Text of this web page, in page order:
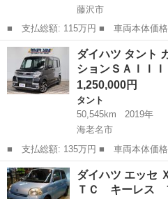
藤沢市
■ 支払総額: 115万円 ■ 車両本体価格： 1,088,000 円 ■ メーカー
名： ダイハツ ■ 車種名： ミラ
者機関鑑定車両内外装４点修復歴無
ラウンウッ...
神奈川 藤沢市 ミラジーノ
ダイハツ タント
ションＳＡＩＩ
1,250,000円
タント
50,545km
2019年
海老名市
■ 支払総額: 135万円 ■ 車両本体価格： 1,250,000 円 ■ メーカー
名： ダイハツ ■ 車種名： タント
Ｓ トップエディションＳＡＩＩＩ
位モニター...
神奈川 海老名市
ダイハツ エッセ
ＴＣ キーレス